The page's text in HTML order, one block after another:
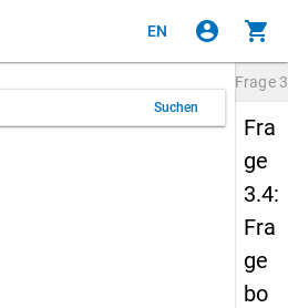
EN account_circle shopping_cart
Suchen
Frage
Fra
ge
3.4:
Fra
ge
bo